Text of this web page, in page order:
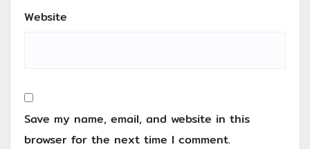
Website
Save my name, email, and website in this
browser for the next time I comment.